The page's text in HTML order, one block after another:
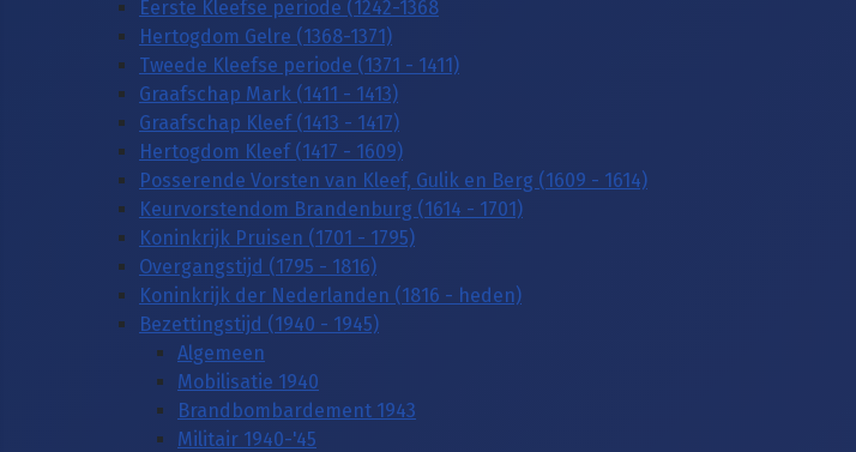
Eerste Kleefse periode (1242-1368
Hertogdom Gelre (1368-1371)
Tweede Kleefse periode (1371 - 1411)
Graafschap Mark (1411 - 1413)
Graafschap Kleef (1413 - 1417)
Hertogdom Kleef (1417 - 1609)
Posserende Vorsten van Kleef, Gulik en Berg (1609 - 1614)
Keurvorstendom Brandenburg (1614 - 1701)
Koninkrijk Pruisen (1701 - 1795)
Overgangstijd (1795 - 1816)
Koninkrijk der Nederlanden (1816 - heden)
Bezettingstijd (1940 - 1945)
Algemeen
Mobilisatie 1940
Brandbombardement 1943
Militair 1940-'45